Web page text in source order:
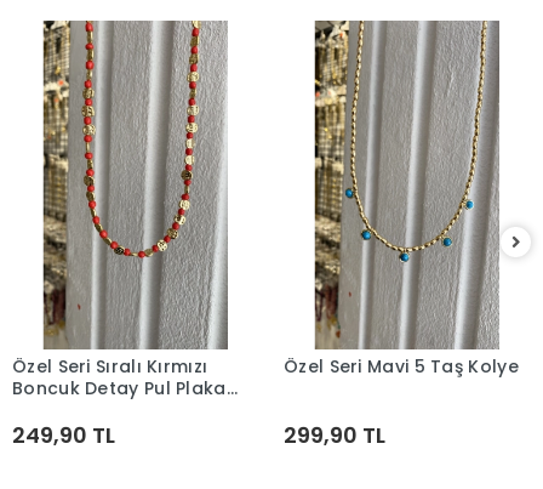
Sepete Ekle
Özel Seri Sıralı Kırmızı
Boncuk Detay Pul Plaka
249,90 TL
Sepete Ekle
Özel Seri Mavi 5 Taş Kolye
299,90 TL